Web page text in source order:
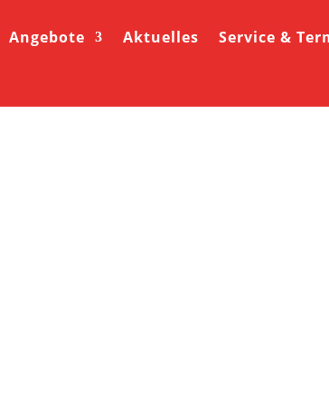
Angebote Aktuelles Service &